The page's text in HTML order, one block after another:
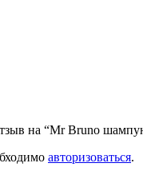
на “Mr Bruno
авторизоваться.